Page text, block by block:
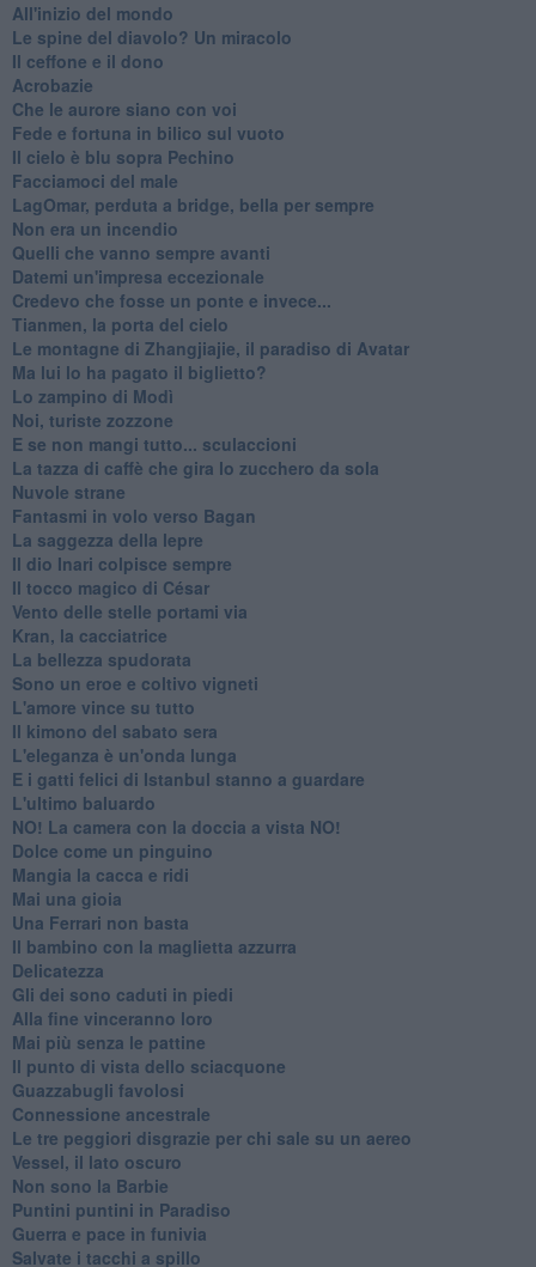
All'inizio del mondo
Le spine del diavolo? Un miracolo
Il ceffone e il dono
Acrobazie
Che le aurore siano con voi
Fede e fortuna in bilico sul vuoto
Il cielo è blu sopra Pechino
Facciamoci del male
LagOmar, perduta a bridge, bella per sempre
Non era un incendio
Quelli che vanno sempre avanti
Datemi un'impresa eccezionale
Credevo che fosse un ponte e invece...
Tianmen, la porta del cielo
Le montagne di Zhangjiajie, il paradiso di Avatar
Ma lui lo ha pagato il biglietto?
Lo zampino di Modì
Noi, turiste zozzone
E se non mangi tutto... sculaccioni
La tazza di caffè che gira lo zucchero da sola
Nuvole strane
Fantasmi in volo verso Bagan
La saggezza della lepre
Il dio Inari colpisce sempre
Il tocco magico di César
Vento delle stelle portami via
Kran, la cacciatrice
La bellezza spudorata
Sono un eroe e coltivo vigneti
L'amore vince su tutto
Il kimono del sabato sera
L'eleganza è un'onda lunga
E i gatti felici di Istanbul stanno a guardare
L'ultimo baluardo
NO! La camera con la doccia a vista NO!
Dolce come un pinguino
Mangia la cacca e ridi
Mai una gioia
Una Ferrari non basta
Il bambino con la maglietta azzurra
Delicatezza
Gli dei sono caduti in piedi
Alla fine vinceranno loro
Mai più senza le pattine
Il punto di vista dello sciacquone
Guazzabugli favolosi
Connessione ancestrale
Le tre peggiori disgrazie per chi sale su un aereo
Vessel, il lato oscuro
Non sono la Barbie
Puntini puntini in Paradiso
Guerra e pace in funivia
Salvate i tacchi a spillo